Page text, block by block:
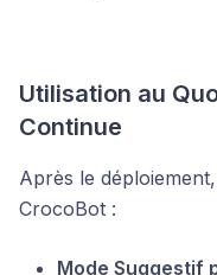
Utilisation au
Continue
Après le
CrocoBot :
Mode Suggestif